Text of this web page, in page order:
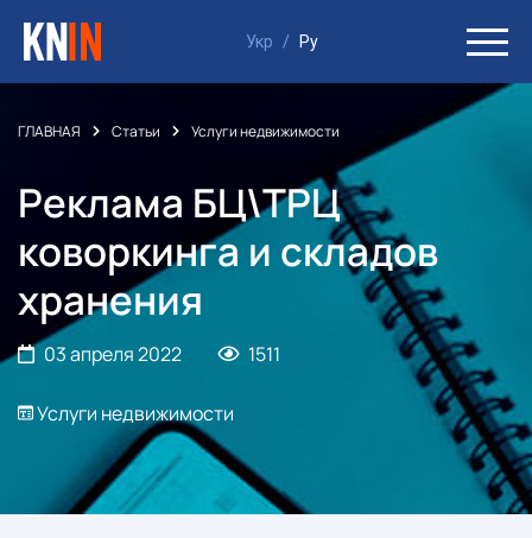
Укр / Ру
ГЛАВНАЯ Статьи Услуги недвижимости
Реклама БЦ\ТРЦ
коворкинга и складов
хранения
03 апреля 2022 1511
Услуги недвижимости